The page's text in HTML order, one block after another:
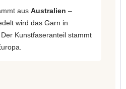
aus Australien –
wird das Garn in
. Der Kunstfaseranteil stammt